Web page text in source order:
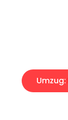
Umzug: